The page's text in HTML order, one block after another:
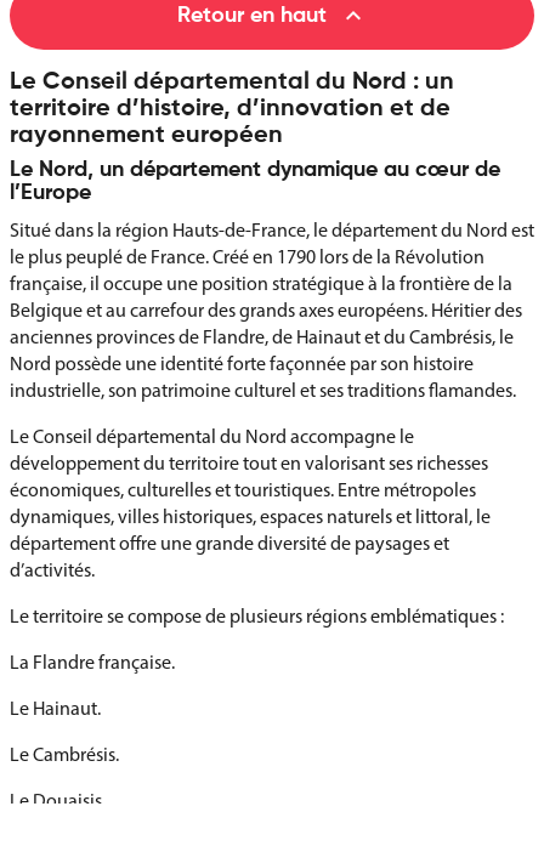
Retour en haut 
Le Conseil départemental du Nord : un
territoire d’histoire, d’innovation et de
rayonnement européen
Le Nord, un département dynamique au cœur de
l’Europe
Situé dans la région Hauts-de-France, le département du Nord est
le plus peuplé de France. Créé en 1790 lors de la Révolution
française, il occupe une position stratégique à la frontière de la
Belgique et au carrefour des grands axes européens. Héritier des
anciennes provinces de Flandre, de Hainaut et du Cambrésis, le
Nord possède une identité forte façonnée par son histoire
industrielle, son patrimoine culturel et ses traditions flamandes.
Le Conseil départemental du Nord accompagne le
développement du territoire tout en valorisant ses richesses
économiques, culturelles et touristiques. Entre métropoles
dynamiques, villes historiques, espaces naturels et littoral, le
département offre une grande diversité de paysages et
d’activités.
Le territoire se compose de plusieurs régions emblématiques :
La Flandre française.
Le Hainaut.
Le Cambrésis.
Le Douaisis.